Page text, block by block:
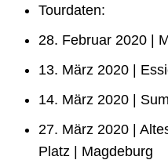
Tourdaten:
28. Februar 2020 |
13. März 2020 |
14. März 2020 |
27. März 2020 |
Platz | Magdeburg